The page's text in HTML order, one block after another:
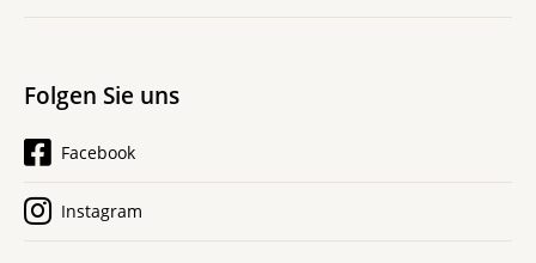
Folgen Sie uns
Facebook
Instagram